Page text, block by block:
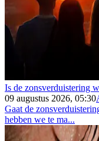
Is de zonsverduistering
09 augustus 2026, 05:30
Gaat de
hebben we te ma...